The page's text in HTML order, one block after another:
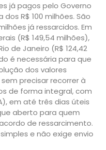
já pagos pelo Governo
R$ 100 milhões. São
já ressarcidos. Em
(R$ 149,54 milhões),
de Janeiro (R$ 124,42
é necessária para que
dos valores
precisar recorrer à
de forma integral, com
em até três dias úteis
aberto para quem
de ressarcimento.
e não exige envio